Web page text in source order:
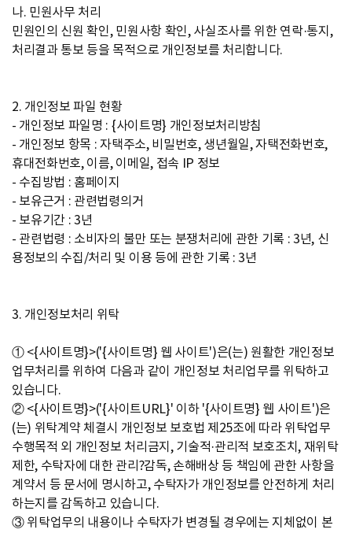
나. 민원사무 처리
민원인의 신원 확인, 민원사항 확인, 사실조사를 위한 연락·통지,
처리결과 통보 등을 목적으로 개인정보를 처리합니다.
2. 개인정보 파일 현황
- 개인정보 파일명 : {사이트명} 개인정보처리방침
- 개인정보 항목 : 자택주소, 비밀번호, 생년월일, 자택전화번호,
휴대전화번호, 이름, 이메일, 접속 IP 정보
- 수집방법 : 홈페이지
- 보유근거 : 관련법령의거
- 보유기간 : 3년
- 관련법령 : 소비자의 불만 또는 분쟁처리에 관한 기록 : 3년, 신
용정보의 수집/처리 및 이용 등에 관한 기록 : 3년
3. 개인정보처리 위탁
① <{사이트명}>('{사이트명} 웹 사이트')은(는) 원활한 개인정보
업무처리를 위하여 다음과 같이 개인정보 처리업무를 위탁하고
있습니다.
② <{사이트명}>('{사이트URL}' 이하 '{사이트명} 웹 사이트')은
(는) 위탁계약 체결시 개인정보 보호법 제25조에 따라 위탁업무
수행목적 외 개인정보 처리금지, 기술적·관리적 보호조치, 재위탁
제한, 수탁자에 대한 관리?감독, 손해배상 등 책임에 관한 사항을
계약서 등 문서에 명시하고, 수탁자가 개인정보를 안전하게 처리
하는지를 감독하고 있습니다.
③ 위탁업무의 내용이나 수탁자가 변경될 경우에는 지체없이 본